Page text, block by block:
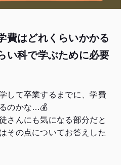
費はどれくらいかかる
い科で学ぶために必要
して卒業するまでに、学費
のかな…💰
さんにも気になる部分だと
その点についてお答えした